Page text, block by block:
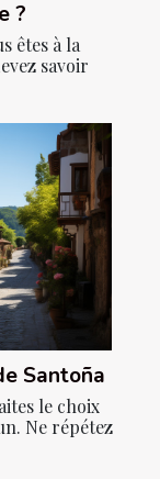
?
êtes à la
savoir
Santoña
le choix
Ne répétez